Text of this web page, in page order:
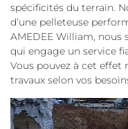
spécificités du terrain.
d’une pelleteuse
AMEDEE William,
qui engage un service
Vous pouvez à cet effet
travaux selon vos